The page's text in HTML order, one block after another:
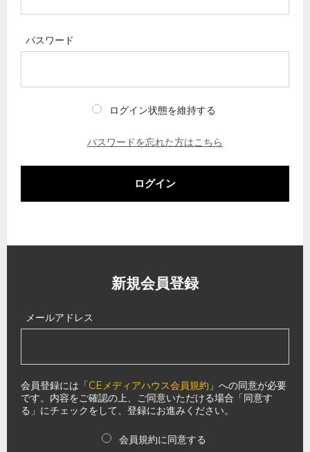
パスワード
ログイン状態を維持する
パスワードを忘れた方はこちら
ログイン
新規会員登録
メールアドレス
会員登録には「CEメディアハウス会員規約 」への同意が必要
です。内容をご確認の上、ご同意いただける場合「同意す
る」にチェックをして、登録にお進みください。
会員規約に同意する